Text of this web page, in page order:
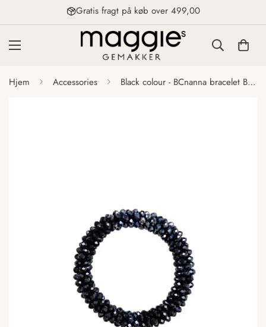
Gratis fragt på køb over 499,00
Hjem Accessories Black colour - BCnanna bracelet Black